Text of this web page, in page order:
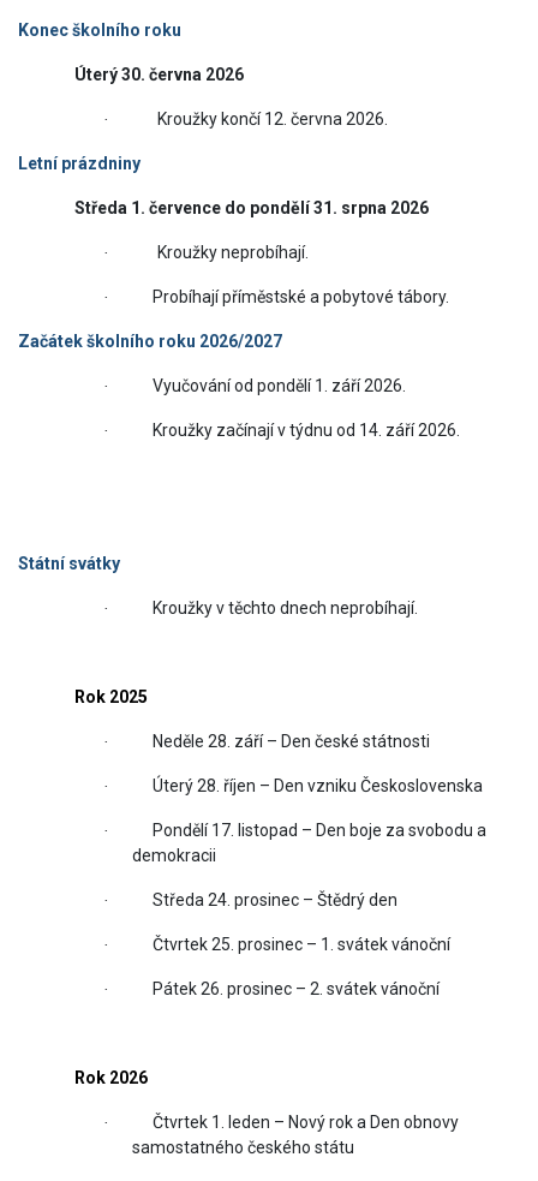
Konec školního roku
Úterý 30. června 2026
· Kroužky končí 12. června 2026.
Letní prázdniny
Středa 1. července do pondělí 31. srpna 2026
· Kroužky neprobíhají.
· Probíhají příměstské a pobytové tábory.
Začátek školního roku 2026/2027
· Vyučování od pondělí 1. září 2026.
· Kroužky začínají v týdnu od 14. září 2026.
Státní svátky
· Kroužky v těchto dnech neprobíhají.
Rok 2025
· Neděle 28. září – Den české státnosti
· Úterý 28. říjen – Den vzniku Československa
·
Pondělí 17. listopad – Den boje za svobodu a
demokracii
· Středa 24. prosinec – Štědrý den
· Čtvrtek 25. prosinec – 1. svátek vánoční
· Pátek 26. prosinec – 2. svátek vánoční
Rok 2026
·
Čtvrtek 1. leden – Nový rok a Den obnovy
samostatného českého státu